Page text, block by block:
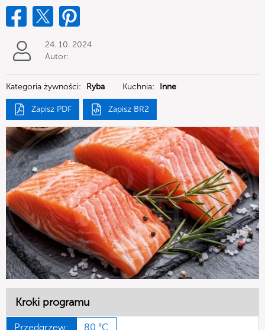
24. 10. 2024
Autor:
Kategoria żywności: Ryba Kuchnia: Inne
Zapisz PDF Zapisz BR2
Kroki programu
Przedgrzew: 80 °C